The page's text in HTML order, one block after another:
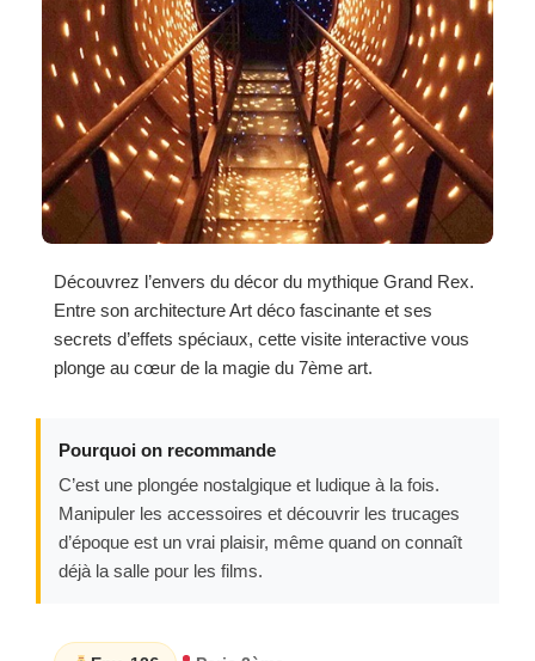
Découvrez l’envers du décor du mythique Grand Rex.
Entre son architecture Art déco fascinante et ses
secrets d’effets spéciaux, cette visite interactive vous
plonge au cœur de la magie du 7ème art.
Pourquoi on recommande
C’est une plongée nostalgique et ludique à la fois.
Manipuler les accessoires et découvrir les trucages
d’époque est un vrai plaisir, même quand on connaît
déjà la salle pour les films.